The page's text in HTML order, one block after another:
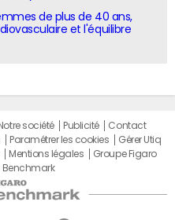
de plus de 40 ans,
et l'équilibre
Notre société Publicité
Contact
Paramétrer les cookies
Gérer Utiq
Mentions légales
Groupe Figaro
Benchmark